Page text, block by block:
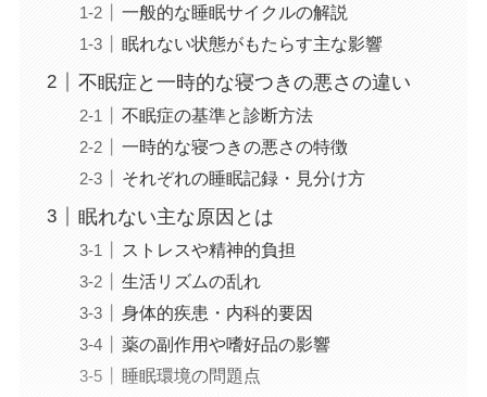
一般的な睡眠サイクルの解説
眠れない状態がもたらす主な影響
不眠症と一時的な寝つきの悪さの違い
不眠症の基準と診断方法
一時的な寝つきの悪さの特徴
それぞれの睡眠記録・見分け方
眠れない主な原因とは
ストレスや精神的負担
生活リズムの乱れ
身体的疾患・内科的要因
薬の副作用や嗜好品の影響
睡眠環境の問題点